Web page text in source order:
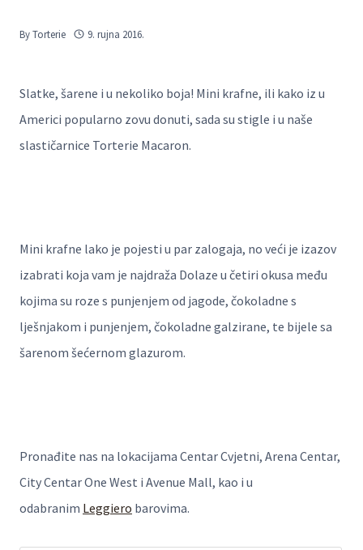
ByTorterie 9. rujna 2016.
Slatke, šarene i u nekoliko boja! Mini krafne, ili kako iz u
Americi popularno zovu donuti, sada su stigle i u naše
slastičarnice Torterie Macaron.
Mini krafne lako je pojesti u par zalogaja, no veći je izazov
izabrati koja vam je najdraža Dolaze u četiri okusa među
kojima su roze s punjenjem od jagode, čokoladne s
lješnjakom i punjenjem, čokoladne galzirane, te bijele sa
šarenom šećernom glazurom.
Pronađite nas na lokacijama Centar Cvjetni, Arena Centar,
City Centar One West i Avenue Mall, kao i u
odabranim Leggiero barovima.